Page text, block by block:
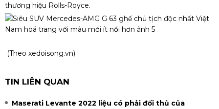
thương hiệu Rolls-Royce.
(Theo xedoisong.vn)
TIN LIÊN QUAN
Maserati Levante 2022 liệu có phải đối thủ của